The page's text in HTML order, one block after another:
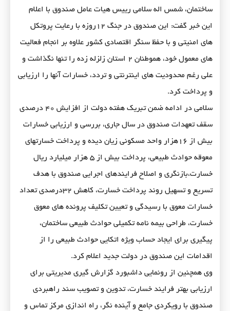
ساختمان، شمس اله سلامی رییس هیات عامل صندوق با اعلام
این خبر گفت: این صندوق در جنگ ۱۲روزه با رعایت پروتکل
های امنیتی و با حفظ سنگر اقتصادی کشور علاوه بر انجام فعالیت
های معمول خود، هموطنان ۲ استان زلزله زده را تنها نگذاشت و
علی رغم محدودیت های اینترنتی و تردد، خسارات آنها را ارزیابی
و پرداخت کرد.
سلامی در ادامه ضمن تبریک هفته دولت از افزایش ۴۰ درصدی
سقف تعهدات صندوق در سال جاری، بررسی و ارزیابی خسارات
بیش از ۱۶هزار واحد مسکونی زیان دیده و پرداخت خسارتهای
معوقه حوادث طبیعی، پرداخت بیش از ۵ هزار میلیارد ریال
خسارت،بازنگری و اصلاح فرایندهای اجرایی صندوق با هدف
تسریع و تسهیل روند پرداخت خسارت، کاهش ۳۲درصدی تعداد
خسارات معوق با رسیدگی و تعیین تکلیف پرونده های معوق
خسارت، طراحی بیمه نامه تکمیلی حوادث طبیعی ساختمان،
پیگیری برای ایجاد حساب ویژه اتکایی حوادث طبیعی را از
اقدامات این صندوق در دولت جدید اعلام کرد.
وی همچنین از رونمایی داشبورد گزارش گیری مدیریتی برای
ارزیابی بهتر فرایند خسارت، تدوین و تصویب سند راهبردی
صندوق با رویکردی جامع و آینده نگر، راه اندازی مرکز تماس و